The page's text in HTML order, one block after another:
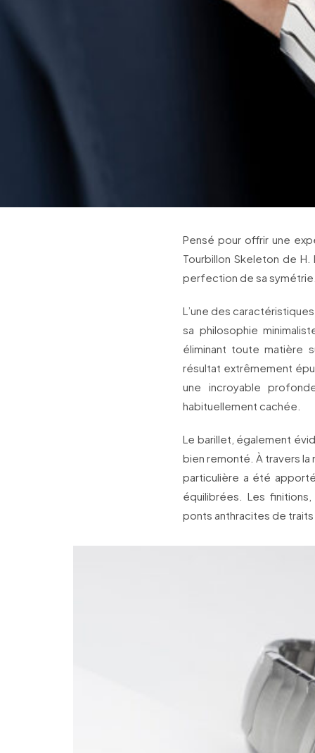
Pensé pour offrir une
Tourbillon Skeleton de
perfection de sa
L’une des
sa philosophie
éliminant toute matière
résultat extrêmement
une incroyable
habituellement cachée.
Le barillet, également
bien remonté. À travers
particulière a été
équilibrées. Les
ponts anthracites de